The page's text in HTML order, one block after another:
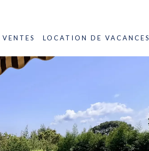
VENTES LOCATION DE VACANCES